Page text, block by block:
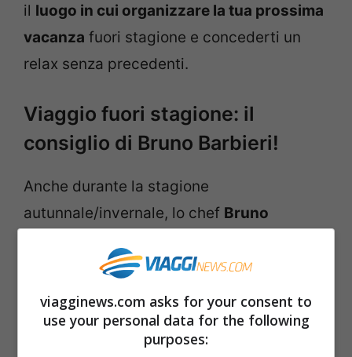
il luogo in cui organizzare la tua prossima
vacanza fuori stagione e concederti un
relax senza precedenti.
Viaggio fuori stagione: il
consiglio di Bruno Barbieri!
Anche durante la stagione
autunnale/invernale, lo chef Bruno
paesaggi balneari. Particolarmente
amante delle località nel sud del mondo,
Barbieri predilige molto anche il lago e le
zone vicine a fonti di acqua termali. Il suo
viagginews.com asks for your consent to
use your personal data for the following
purposes: